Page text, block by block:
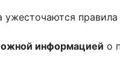
информацией о